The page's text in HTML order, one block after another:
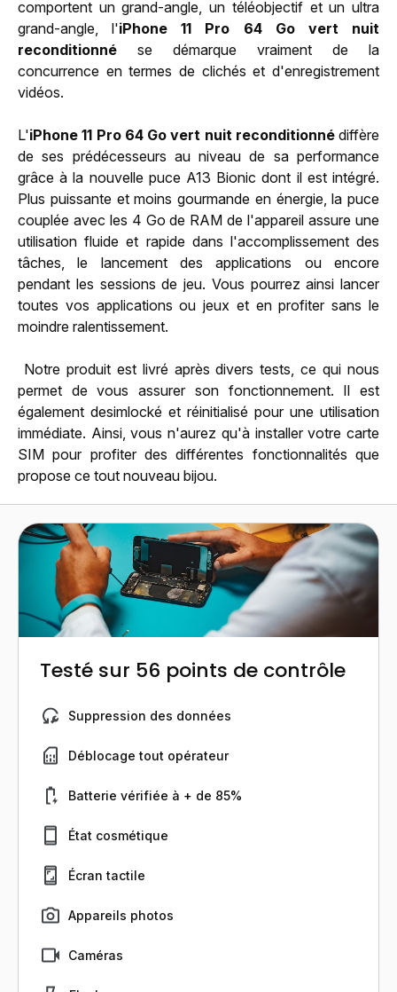
comportent un grand-angle, un téléobjectif et un ultra
grand-angle, l'iPhone 11 Pro 64 Go vert nuit
reconditionné se démarque vraiment de la
concurrence en termes de clichés et d'enregistrement
vidéos.
L'iPhone 11 Pro 64 Go vert nuit reconditionnédiffère
de ses prédécesseurs au niveau de sa performance
grâce à la nouvelle puce A13 Bionic dont il est intégré.
Plus puissante et moins gourmande en énergie, la puce
couplée avec les 4 Go de RAM de l'appareil assure une
utilisation fluide et rapide dans l'accomplissement des
tâches, le lancement des applications ou encore
pendant les sessions de jeu. Vous pourrez ainsi lancer
toutes vos applications ou jeux et en profiter sans le
moindre ralentissement.
Notre produit est livré après divers tests, ce qui nous
permet de vous assurer son fonctionnement. Il est
également desimlocké et réinitialisé pour une utilisation
immédiate. Ainsi, vous n'aurez qu'à installer votre carte
SIM pour profiter des différentes fonctionnalités que
propose ce tout nouveau bijou.
Testé sur 56 points de contrôle
Suppression des données
Déblocage tout opérateur
Batterie vérifiée à + de 85%
État cosmétique
Écran tactile
Appareils photos
Caméras